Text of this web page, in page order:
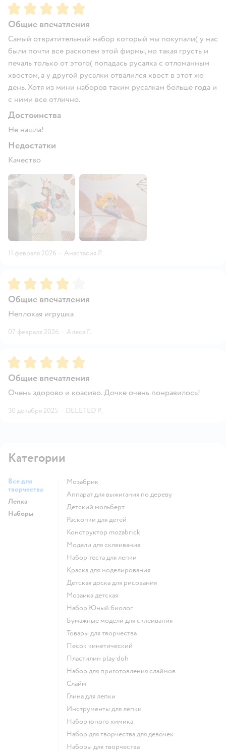
Рейтинг:5
Общие впечатления
Самый отвратительный набор который мы покупали( у нас
были почти все раскопеи этой фирмы, но такая грусть и
печаль только от этого( попадась русалка с отломанным
хвостом, а у другой русалки отвалился хвост в этот же
день. Хотя из мини наборов таким русалкам больше года и
с ними все отлично.
Достоинства
Не нашла!
Недостатки
Качество
11 февраля 2026 · Анастасия Р.
Рейтинг:4
Общие впечатления
Неплохая игрушка
07 февраля 2026 · Алеся Г.
Рейтинг:5
Общие впечатления
Очень здорово и коасиво. Дочке очень понравилось!
30 декабря 2025 · DELETED Р.
Категории
Все для
творчества
Лепка
Наборы
Мозабрик
Аппарат для выжигания по дереву
Детский мольберт
Раскопки для детей
Конструктор mozabrick
Модели для склеивания
Набор теста для лепки
Краска для моделирования
Детская доска для рисования
Мозаика детская
набор Юный биолог
Бумажные модели для склеивания
Товары для творчества
Песок кинетический
Пластилин play doh
Набор для приготовления слаймов
Слайм
Глина для лепки
Инструменты для лепки
Набор юного химика
Набор для творчества для девочек
Наборы для творчества